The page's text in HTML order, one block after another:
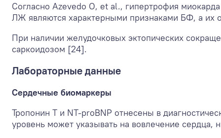
Согласно Azevedo O, et al., гипертрофия
ЛЖ являются характерными признаками БФ, а их
При наличии желудочковых эктопических
саркоидозом [24].
Лабораторные данные
Сердечные биомаркеры
Тропонин Т и NT-proBNP отнесены в
уровень может указывать на вовлечение